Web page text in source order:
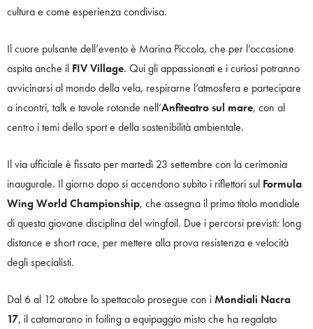
cultura e come esperienza condivisa.
Il cuore pulsante dell’evento è Marina Piccola, che per l’occasione
ospita anche il FIV Village. Qui gli appassionati e i curiosi potranno
avvicinarsi al mondo della vela, respirarne l’atmosfera e partecipare
a incontri, talk e tavole rotonde nell’Anfiteatro sul mare, con al
centro i temi dello sport e della sostenibilità ambientale.
Il via ufficiale è fissato per martedì 23 settembre con la cerimonia
inaugurale. Il giorno dopo si accendono subito i riflettori sul Formula
Wing World Championship, che assegna il primo titolo mondiale
di questa giovane disciplina del wingfoil. Due i percorsi previsti: long
distance e short race, per mettere alla prova resistenza e velocità
degli specialisti.
Dal 6 al 12 ottobre lo spettacolo prosegue con iMondiali Nacra
17, il catamarano in foiling a equipaggio misto che ha regalato